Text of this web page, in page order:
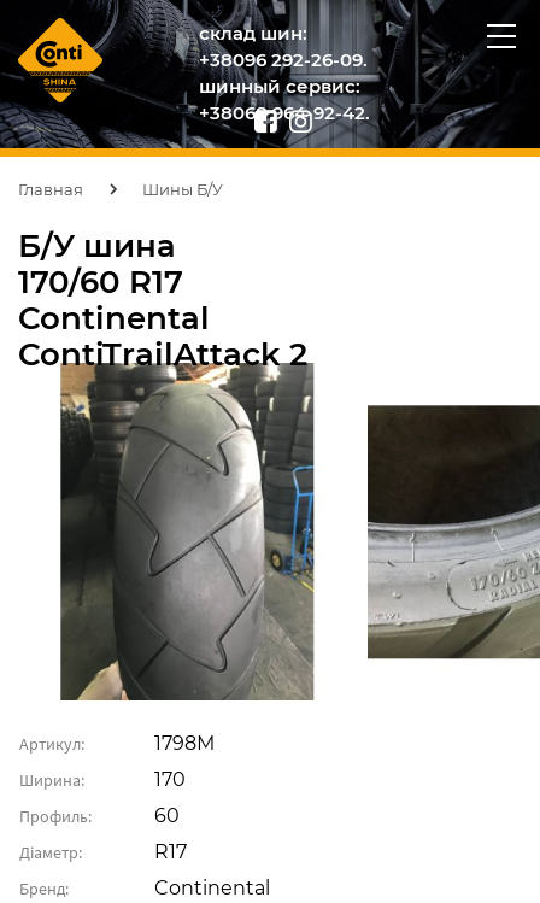
склад шин:
+38096 292-26-09.
шинный сервис:
+38068 964-92-42.
Главная Шины Б/У
Б/У шина
170/60 R17
Continental
ContiTrailAttack 2
Артикул: 1798М
Ширина: 170
Профиль: 60
Діаметр: R17
Бренд: Continental